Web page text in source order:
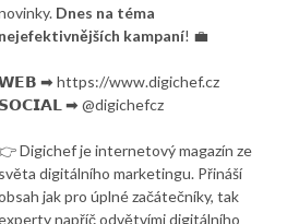
Dnes na téma
nejefektivnějších kampaní! 💼
➡ https://www.digichef.cz
𝗦𝗢𝗖𝗜𝗔𝗟 ➡ @digichefcz
Digichef je internetový magazín ze
světa digitálního marketingu. Přináší
jak pro úplné začátečníky, tak
napříč odvětvími digitálního